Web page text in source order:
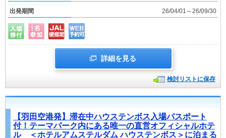
出発期間 26/04/01～26/09/30
詳細を見る
検討リストに保存
【羽田空港発】滞在中ハウステンボス入場パスポート
付！テーマパーク内にある唯一の直営オフィシャルホテ
ル ＜ホテルアムステルダム ハウステンボス＞に泊まる